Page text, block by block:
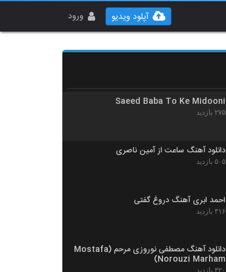
ورود آپلود ویدیو
نیما صادقی آهنگ رویای بی فردا
Saeed Baba To Ke Midooni
۲۷۵ بازدید
دانلود آهنگ ساعت از آمین ناصری
۵۰۵ بازدید
احمد ابری آهنگ دروغ گفتی
۳۱۶ بازدید
دانلود آهنگ مصطفی نوروزی مرحم (Mostafa
Norouzi Marham)